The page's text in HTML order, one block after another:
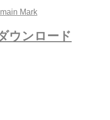
ウンロード